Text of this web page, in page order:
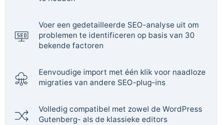
Voer een gedetailleerde SEO-analyse uit om
problemen te identificeren op basis van 30
bekende factoren
Eenvoudige import met één klik voor naadloze
migraties van andere SEO-plug-ins
Volledig compatibel met zowel de WordPress
Gutenberg- als de klassieke editors